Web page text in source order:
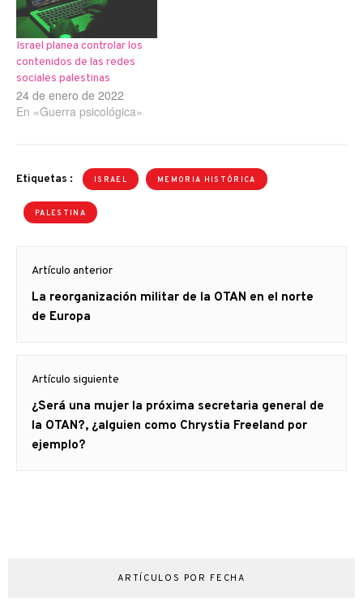
israelí IDF [ejército de…
Israel planea controlar los
contenidos de las redes
sociales palestinas
24 de enero de 2022
En «Guerra psicológica»
Etiquetas : ISRAEL MEMORIA HISTÓRICA
PALESTINA
de
entradas
Artículo anterior
Artículo
anterior
La reorganización militar de la OTAN en el norte
de Europa
Artículo siguiente
Artículo
siguiente:
¿Será una mujer la próxima secretaria general de
la OTAN?, ¿alguien como Chrystia Freeland por
ejemplo?
ARTÍCULOS POR FECHA